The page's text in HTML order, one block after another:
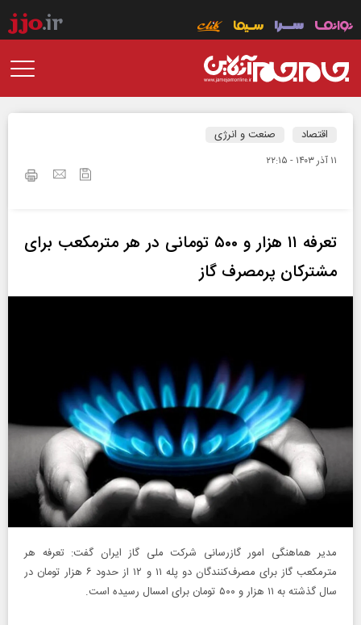
اقتصاد صنعت و انرژی
۱۱ آذر ۱۴۰۳ - ۲۲:۱۵
تعرفه ۱۱ هزار و ۵۰۰ تومانی در هر مترمکعب برای
مشترکان پرمصرف گاز
مدیر هماهنگی امور گازرسانی شرکت ملی گاز ایران گفت: تعرفه هر
مترمکعب گاز برای مصرف‌کنندگان دو پله ۱۱ و ۱۲ از حدود ۶ هزار تومان در
سال گذشته به ۱۱ هزار و ۵۰۰ تومان برای امسال رسیده است.